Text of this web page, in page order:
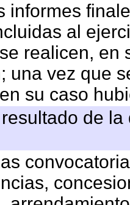
informes
al
realicen, en
una vez que
su caso
de